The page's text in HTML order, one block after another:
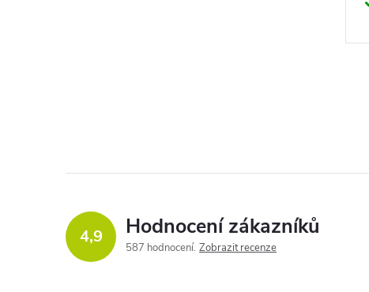
4,9 Hodnocení zákazníků
587 hodnocení Zobrazit recenze